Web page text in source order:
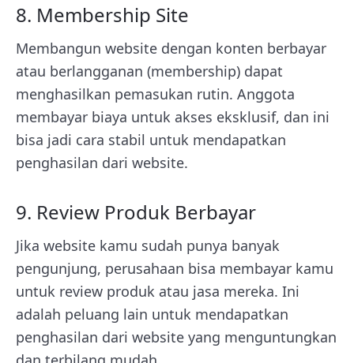
8. Membership Site
Membangun website dengan konten berbayar
atau berlangganan (membership) dapat
menghasilkan pemasukan rutin. Anggota
membayar biaya untuk akses eksklusif, dan ini
bisa jadi cara stabil untuk mendapatkan
penghasilan dari website.
9. Review Produk Berbayar
Jika website kamu sudah punya banyak
pengunjung, perusahaan bisa membayar kamu
untuk review produk atau jasa mereka. Ini
adalah peluang lain untuk mendapatkan
penghasilan dari website yang menguntungkan